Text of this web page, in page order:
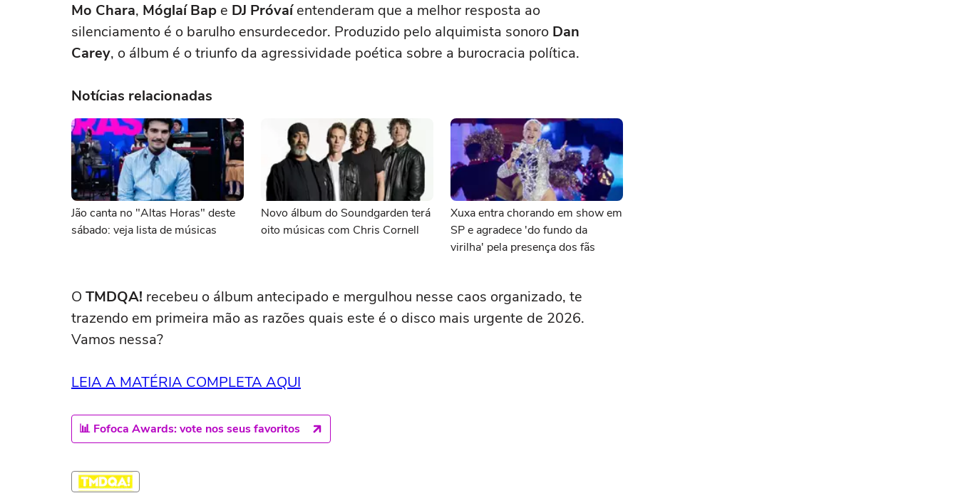
Mo Chara, Móglaí Bap e DJ Próvaíentenderam que a melhor resposta ao
silenciamento é o barulho ensurdecedor. Produzido pelo alquimista sonoro Dan
Carey, o álbum é o triunfo da agressividade poética sobre a burocracia política.
Notícias relacionadas
Jão canta no "Altas Horas" deste
sábado: veja lista de músicas
Novo álbum do Soundgarden terá
oito músicas com Chris Cornell
Xuxa entra chorando em show em
SP e agradece 'do fundo da
virilha' pela presença dos fãs
O TMDQA! recebeu o álbum antecipado e mergulhou nesse caos organizado, te
trazendo em primeira mão as razões quais este é o disco mais urgente de 2026.
Vamos nessa?
LEIA A MATÉRIA COMPLETA AQUI
📊 Fofoca Awards: vote nos seus favoritos